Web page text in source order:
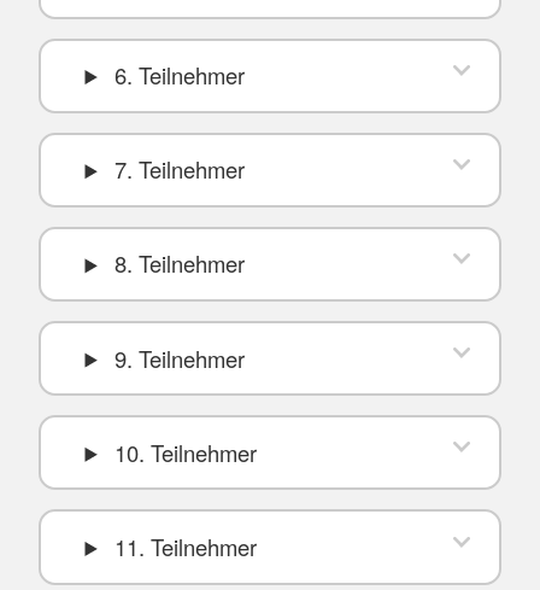
6. Teilnehmer
7. Teilnehmer
8. Teilnehmer
9. Teilnehmer
10. Teilnehmer
11. Teilnehmer